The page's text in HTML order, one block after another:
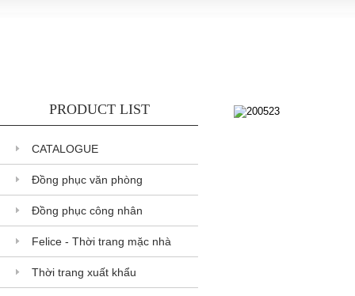
PRODUCT LIST
CATALOGUE
Đồng phục văn phòng
Đồng phục công nhân
Felice - Thời trang mặc nhà
Thời trang xuất khẩu